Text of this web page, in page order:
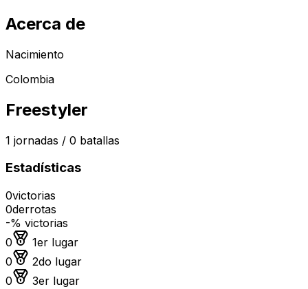
Acerca de
Nacimiento
Colombia
Freestyler
1 jornadas / 0 batallas
Estadísticas
0victorias
0derrotas
-% victorias
0
Medalla de oro
1er lugar
0
Medalla de plata
2do lugar
0
Medalla de bronce
3er lugar